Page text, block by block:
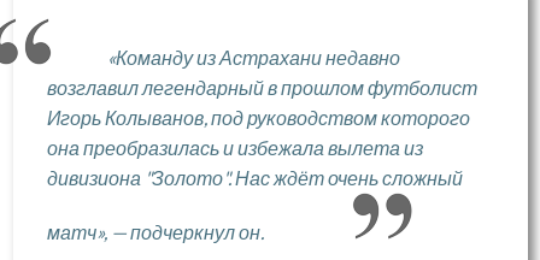
«Команду из Астрахани недавно
возглавил легендарный в прошлом футболист
Игорь Колыванов, под руководством которого
она преобразилась и избежала вылета из
дивизиона "Золото". Нас ждёт очень сложный
матч», — подчеркнул он.